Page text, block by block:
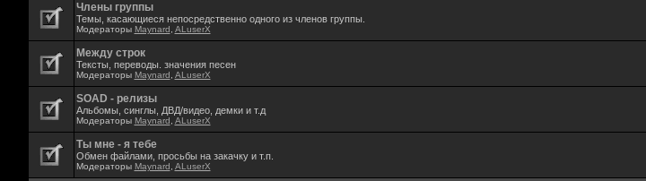
Члены группы
Темы, касающиеся непосредственно одного из членов группы.
Модераторы Maynard ALuserX
Между строк
Тексты, переводы. значения песен
Модераторы Maynard ALuserX
SOAD - релизы
Альбомы, синглы, ДВД/видео, демки и т.д
Модераторы Maynard ALuserX
Ты мне - я тебе
Обмен файлами, просьбы на закачку и т.п.
Модераторы Maynard ALuserX